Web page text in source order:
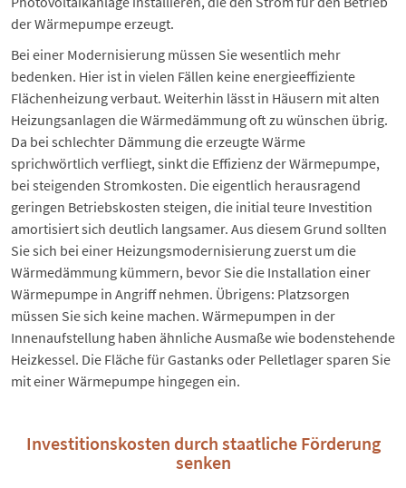
der Wärmepumpe erzeugt.
Bei einer Modernisierung müssen Sie wesentlich mehr
bedenken. Hier ist in vielen Fällen keine energieeffiziente
Flächenheizung verbaut. Weiterhin lässt in Häusern mit alten
Heizungsanlagen die Wärmedämmung oft zu wünschen übrig.
Da bei schlechter Dämmung die erzeugte Wärme
sprichwörtlich verfliegt, sinkt die Effizienz der Wärmepumpe,
bei steigenden Stromkosten. Die eigentlich herausragend
geringen Betriebskosten steigen, die initial teure Investition
amortisiert sich deutlich langsamer. Aus diesem Grund sollten
Sie sich bei einer Heizungsmodernisierungzuerst um die
Wärmedämmung kümmern, bevor Sie die Installation einer
Wärmepumpe in Angriff nehmen. Übrigens: Platzsorgen
müssen Sie sich keine machen. Wärmepumpen in der
Innenaufstellung haben ähnliche Ausmaße wie bodenstehende
Heizkessel. Die Fläche für Gastanks oder Pelletlagersparen Sie
mit einer Wärmepumpe hingegen ein.
Investitionskosten durch staatliche Förderung
senken